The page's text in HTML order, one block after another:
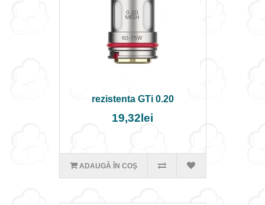
rezistenta GTi 0.20
19,32lei
ADAUGĂ ÎN COŞ